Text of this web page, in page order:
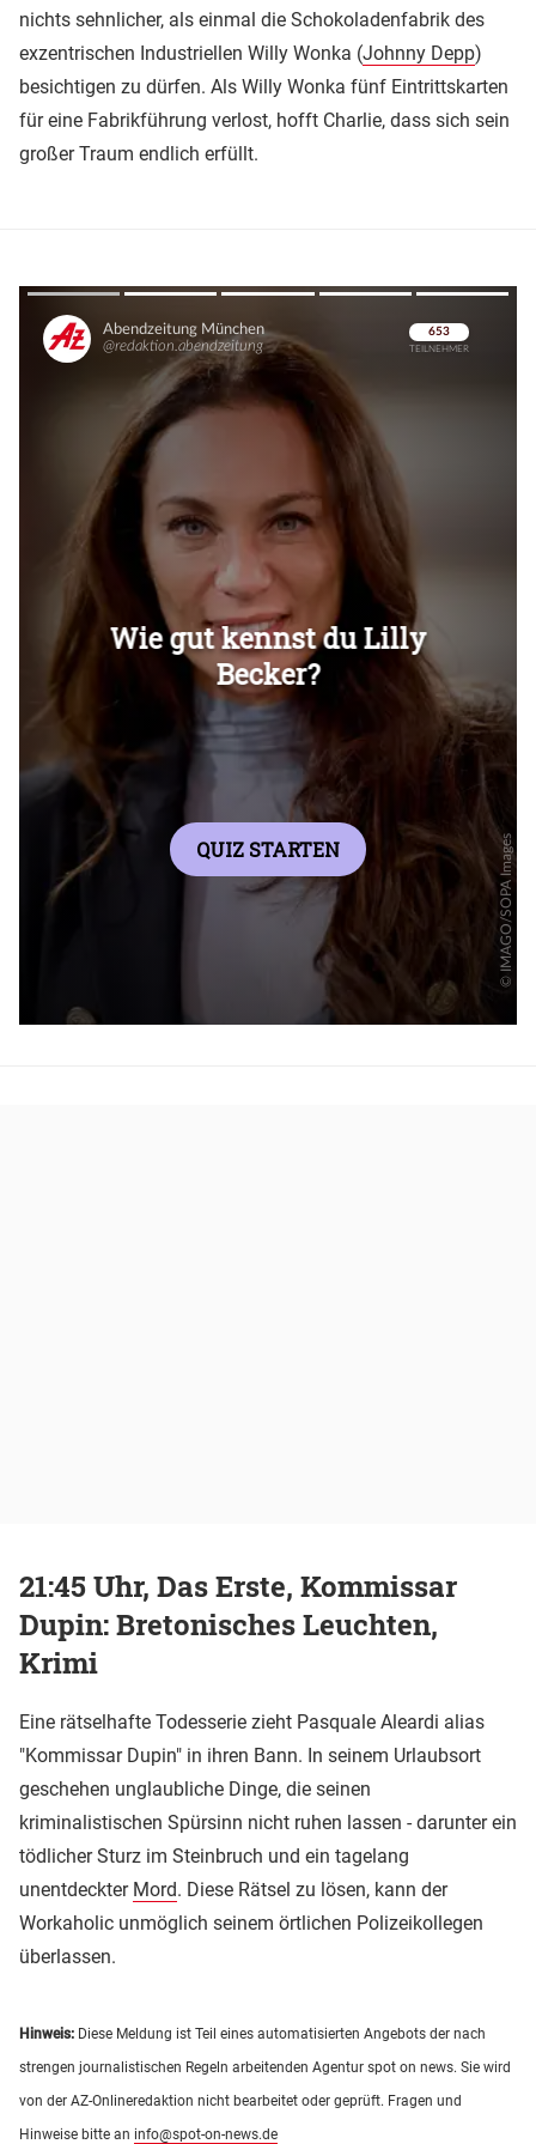
nichts sehnlicher, als einmal die Schokoladenfabrik des
exzentrischen Industriellen Willy Wonka (Johnny Depp)
besichtigen zu dürfen. Als Willy Wonka fünf Eintrittskarten
für eine Fabrikführung verlost, hofft Charlie, dass sich sein
großer Traum endlich erfüllt.
Überspringen
Überspringen
21:45 Uhr, Das Erste, Kommissar
Dupin: Bretonisches Leuchten,
Krimi
Eine rätselhafte Todesserie zieht Pasquale Aleardi alias
"Kommissar Dupin" in ihren Bann. In seinem Urlaubsort
geschehen unglaubliche Dinge, die seinen
kriminalistischen Spürsinn nicht ruhen lassen - darunter ein
tödlicher Sturz im Steinbruch und ein tagelang
unentdeckter Mord. Diese Rätsel zu lösen, kann der
Workaholic unmöglich seinem örtlichen Polizeikollegen
überlassen.
Hinweis: Diese Meldung ist Teil eines automatisierten Angebots der nach
strengen journalistischen Regeln arbeitenden Agentur spot on news. Sie wird
von der AZ-Onlineredaktion nicht bearbeitet oder geprüft. Fragen und
Hinweise bitte an info@spot-on-news.de